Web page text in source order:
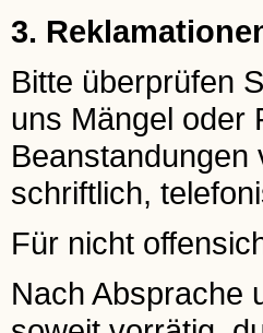
3.
Bitte überprüfen
uns Mängel oder
Beanstandungen
schriftlich,
Für nicht
Nach Absprache